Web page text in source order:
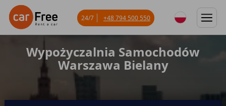
Wypożyczalnia Samochodów
Warszawa Bielany
24/7 +48 794 500 550